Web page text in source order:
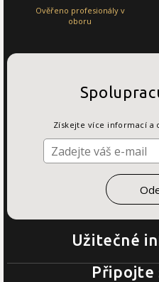
Ověřeno profesionály v
oboru
Užitečné
Získejte více informací a
Připojte